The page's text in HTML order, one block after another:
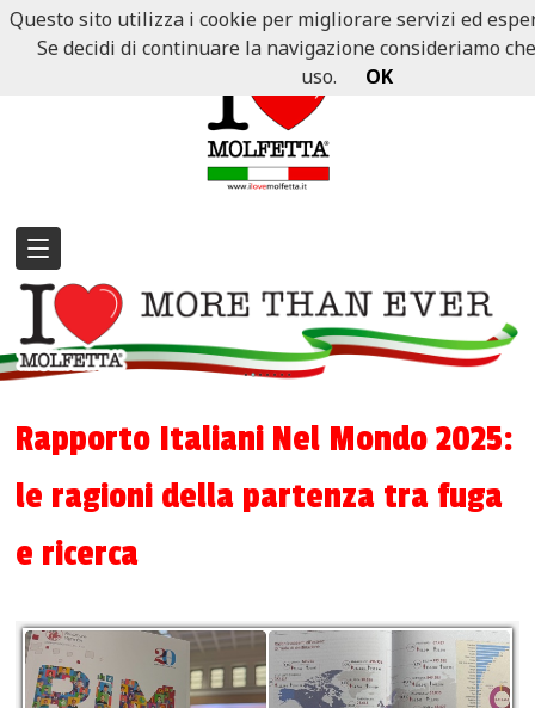
Rapporto Italiani Nel Mondo 2025:
le ragioni della partenza tra fuga
e ricerca
Questo sito utilizza i cookie per migliorare servizi ed
Se decidi di continuare la navigazione consideriamo
uso.
OK